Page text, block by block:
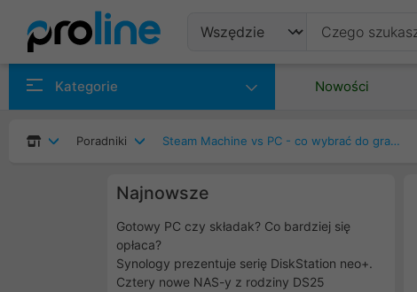
Kategorie Nowości
Poradniki Steam Machine vs PC - co wybrać do grania? Porównanie wydajności, ceny i opłacalności
Najnowsze
Gotowy PC czy składak? Co bardziej się
opłaca?
Synology prezentuje serię DiskStation neo+.
Cztery nowe NAS-y z rodziny DS25